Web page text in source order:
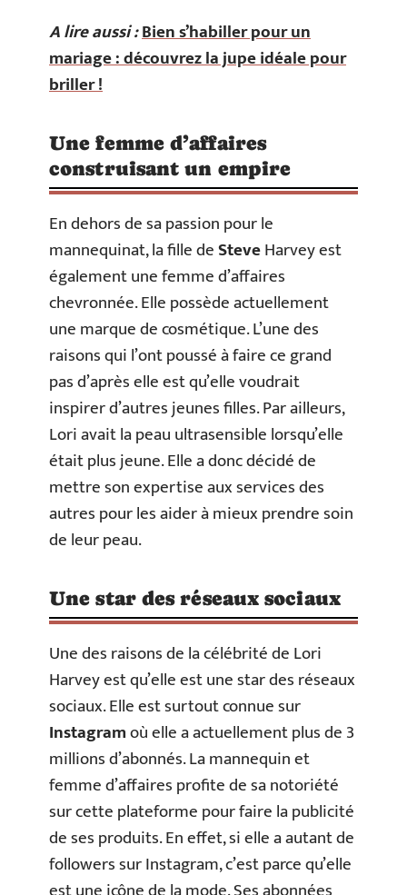
A lire aussi :Bien s’habiller pour un
mariage : découvrez la jupe idéale pour
briller !
Une femme d’affaires
construisant un empire
En dehors de sa passion pour le
mannequinat, la fille deSteveHarvey est
également une femme d’affaires
chevronnée. Elle possède actuellement
une marque de cosmétique. L’une des
raisons qui l’ont poussé à faire ce grand
pas d’après elle est qu’elle voudrait
inspirer d’autres jeunes filles. Par ailleurs,
Lori avait la peau ultrasensible lorsqu’elle
était plus jeune. Elle a donc décidé de
mettre son expertise aux services des
autres pour les aider à mieux prendre soin
de leur peau.
Une star des réseaux sociaux
Une des raisons de la célébrité de Lori
Harvey est qu’elle est une star des réseaux
sociaux. Elle est surtout connue sur
Instagramoù elle a actuellement plus de 3
millions d’abonnés. La mannequin et
femme d’affaires profite de sa notoriété
sur cette plateforme pour faire la publicité
de ses produits. En effet, si elle a autant de
followers sur Instagram, c’est parce qu’elle